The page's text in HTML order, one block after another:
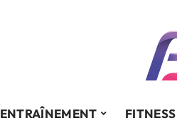
ENTRAÎNEMENT FITNESS